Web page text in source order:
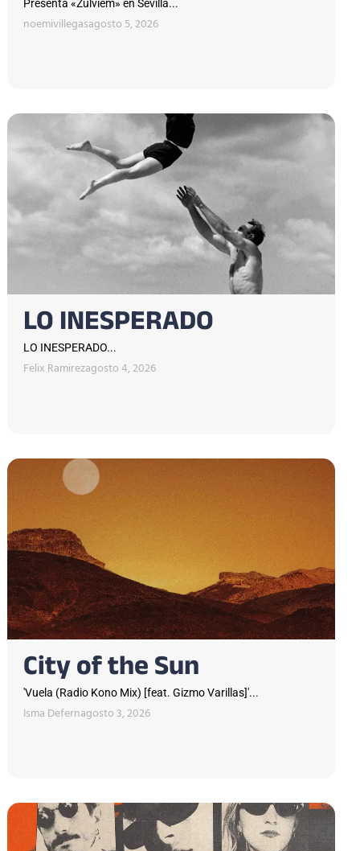
Presenta «Zulviem» en Sevilla...
noemivillegasagosto 5, 2026
LO INESPERADO
LO INESPERADO...
Felix Ramirezagosto 4, 2026
City of the Sun
'Vuela (Radio Kono Mix) [feat. Gizmo Varillas]'...
Isma Defernagosto 3, 2026